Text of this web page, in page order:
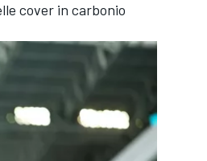
cover in carbonio